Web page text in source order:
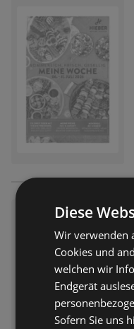
Diese
Wir verwenden
Cookies und
welchen wir
Endgerät
Sofern Sie uns